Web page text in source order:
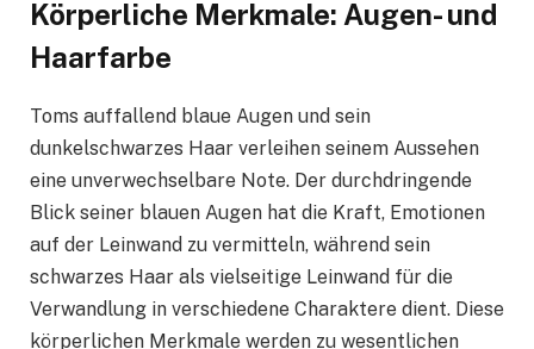
Körperliche Merkmale: Augen- und
Haarfarbe
Toms auffallend blaue Augen und sein
dunkelschwarzes Haar verleihen seinem Aussehen
eine unverwechselbare Note. Der durchdringende
Blick seiner blauen Augen hat die Kraft, Emotionen
auf der Leinwand zu vermitteln, während sein
schwarzes Haar als vielseitige Leinwand für die
Verwandlung in verschiedene Charaktere dient. Diese
körperlichen Merkmale werden zu wesentlichen